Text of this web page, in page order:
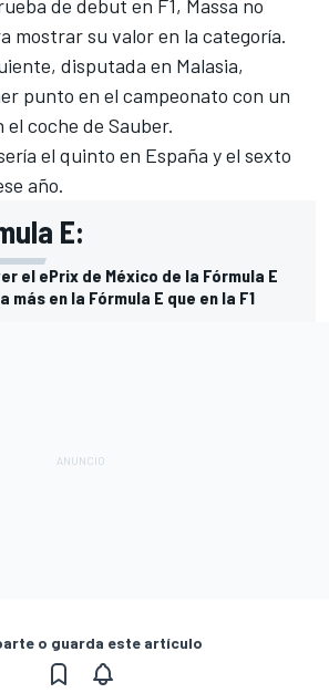
de debut en F1, Massa no
mostrar su valor en la categoría.
disputada en Malasia,
punto en el campeonato con un
coche de Sauber.
el quinto en España y el sexto
año.
E:
el ePrix de México de la Fórmula E
en la Fórmula E que en la F1
o guarda este artículo